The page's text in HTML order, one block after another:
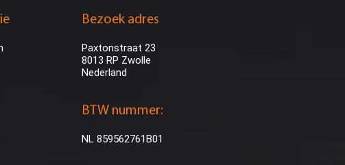
Bezoek adres
Paxtonstraat 23
8013 RP Zwolle
Nederland
BTW nummer:
NL 859562761B01